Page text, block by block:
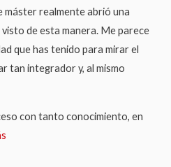
máster realmente abrió una
de esta manera. Me parece
que has tenido para mirar el
tan integrador y, al mismo
con tanto conocimiento, en